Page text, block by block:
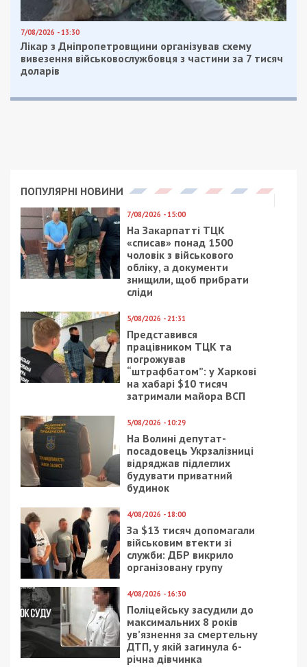
7/08/2026 - 13:30
Лікар з Дніпропетровщини організував схему
вивезення військовослужбовця з частини за 7 тисяч
доларів
ПОПУЛЯРНІ НОВИНИ
7/08/2026 - 15:00
На Закарпатті ТЦК
«списав» понад 1500
чоловік з військового
обліку, а документи
знищили, щоб прибрати
сліди
5/08/2026 - 21:31
Представився
працівником ТЦК та
погрожував
“штрафбатом”: у Харкові
на хабарі $10 тисяч
затримали майора ВСП
5/08/2026 - 10:29
На Волині депутат-
посадовець Укрзалізниці
відряджав підлеглих
будувати приватний
будинок
4/08/2026 - 18:00
За $13 тисяч допомагали
військовим втекти зі
служби: ДБР викрило
організовану групу
4/08/2026 - 16:30
Поліцейську засудили до
максимальних 8 років
ув’язнення за смертельну
ДТП, у якій загинула 6-
річна дівчинка